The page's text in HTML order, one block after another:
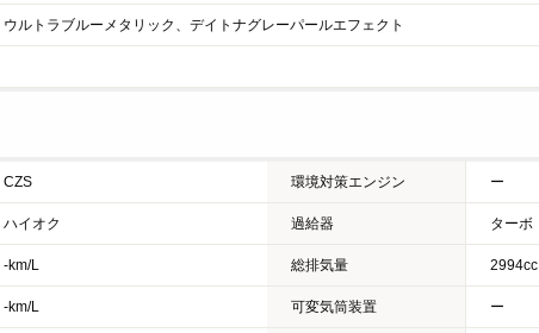
ウルトラブルーメタリック、デイトナグレーパールエフェクト
CZS 環境対策エンジン ー
ハイオク 過給器 ターボ
-km/L 総排気量 2994cc
-km/L 可変気筒装置 ー